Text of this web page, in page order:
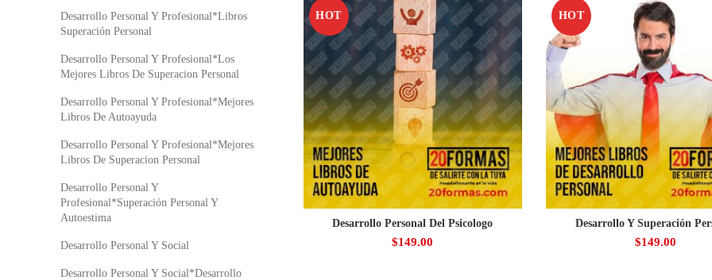
HOT
Desarrollo Personal Del Psicologo
$149.00
HOT
Desarrollo Y Superación
$149.00
Desarrollo Personal Y Profesional*Libros
Superación Personal
Desarrollo Personal Y Profesional*Los
Mejores Libros De Superacion Personal
Desarrollo Personal Y Profesional*Mejores
Libros De Autoayuda
Desarrollo Personal Y Profesional*Mejores
Libros De Superacion Personal
Desarrollo Personal Y
Profesional*Superación Personal Y
Autoestima
Desarrollo Personal Y Social
Desarrollo Personal Y Social*Desarrollo